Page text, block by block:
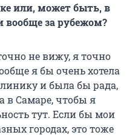
или, может быть, в
вообще за рубежом?
не вижу, я точно
я бы очень хотела
и была бы рада,
в Самаре, чтобы я
тут. Если бы мои
городах, это тоже